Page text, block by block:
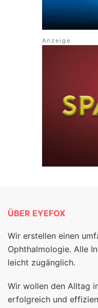
ÜBER EYEFOX
Wir erstellen einen
Ophthalmologie. Alle
leicht zugänglich.
Wir wollen den Alltag
erfolgreich und